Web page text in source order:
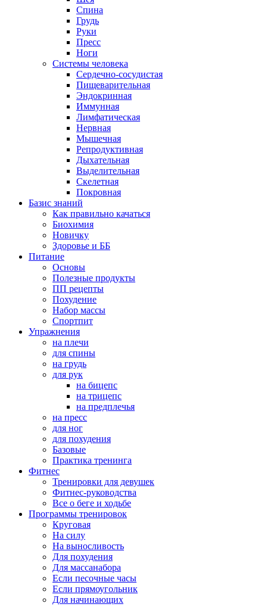
Спина
Грудь
Руки
Пресс
Ноги
Системы человека
Сердечно-сосудистая
Пищеварительная
Эндокринная
Иммунная
Лимфатическая
Нервная
Мышечная
Репродуктивная
Дыхательная
Выделительная
Скелетная
Покровная
Базис знаний
Как правильно качаться
Биохимия
Новичку
Здоровье и ББ
Питание
Основы
Полезные продукты
ПП рецепты
Похудение
Набор массы
Спортпит
Упражнения
на плечи
для спины
на грудь
для рук
на бицепс
на трицепс
на предплечья
на пресс
для ног
для похудения
Базовые
Практика тренинга
Фитнес
Тренировки для девушек
Фитнес-руководства
Все о беге и ходьбе
Программы тренировок
Круговая
На силу
На выносливость
Для похудения
Для массанабора
Если песочные часы
Если прямоугольник
Для начинающих